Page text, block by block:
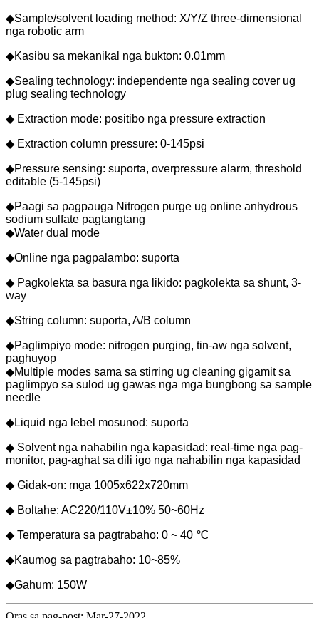
◆Sample/solvent loading method: X/Y/Z three-dimensional
nga robotic arm
◆Kasibu sa mekanikal nga bukton: 0.01mm
◆Sealing technology: independente nga sealing cover ug
plug sealing technology
◆ Extraction mode: positibo nga pressure extraction
◆ Extraction column pressure: 0-145psi
◆Pressure sensing: suporta, overpressure alarm, threshold
editable (5-145psi)
◆Paagi sa pagpauga Nitrogen purge ug online anhydrous
sodium sulfate pagtangtang
◆Water dual mode
◆Online nga pagpalambo: suporta
◆ Pagkolekta sa basura nga likido: pagkolekta sa shunt, 3-
way
◆String column: suporta, A/B column
◆Paglimpiyo mode: nitrogen purging, tin-aw nga solvent,
paghuyop
◆Multiple modes sama sa stirring ug cleaning gigamit sa
paglimpyo sa sulod ug gawas nga mga bungbong sa sample
needle
◆Liquid nga lebel mosunod: suporta
◆ Solvent nga nahabilin nga kapasidad: real-time nga pag-
monitor, pag-aghat sa dili igo nga nahabilin nga kapasidad
◆ Gidak-on: mga 1005x622x720mm
◆ Boltahe: AC220/110V±10% 50~60Hz
◆ Temperatura sa pagtrabaho: 0 ~ 40 ℃
◆Kaumog sa pagtrabaho: 10~85%
◆Gahum: 150W